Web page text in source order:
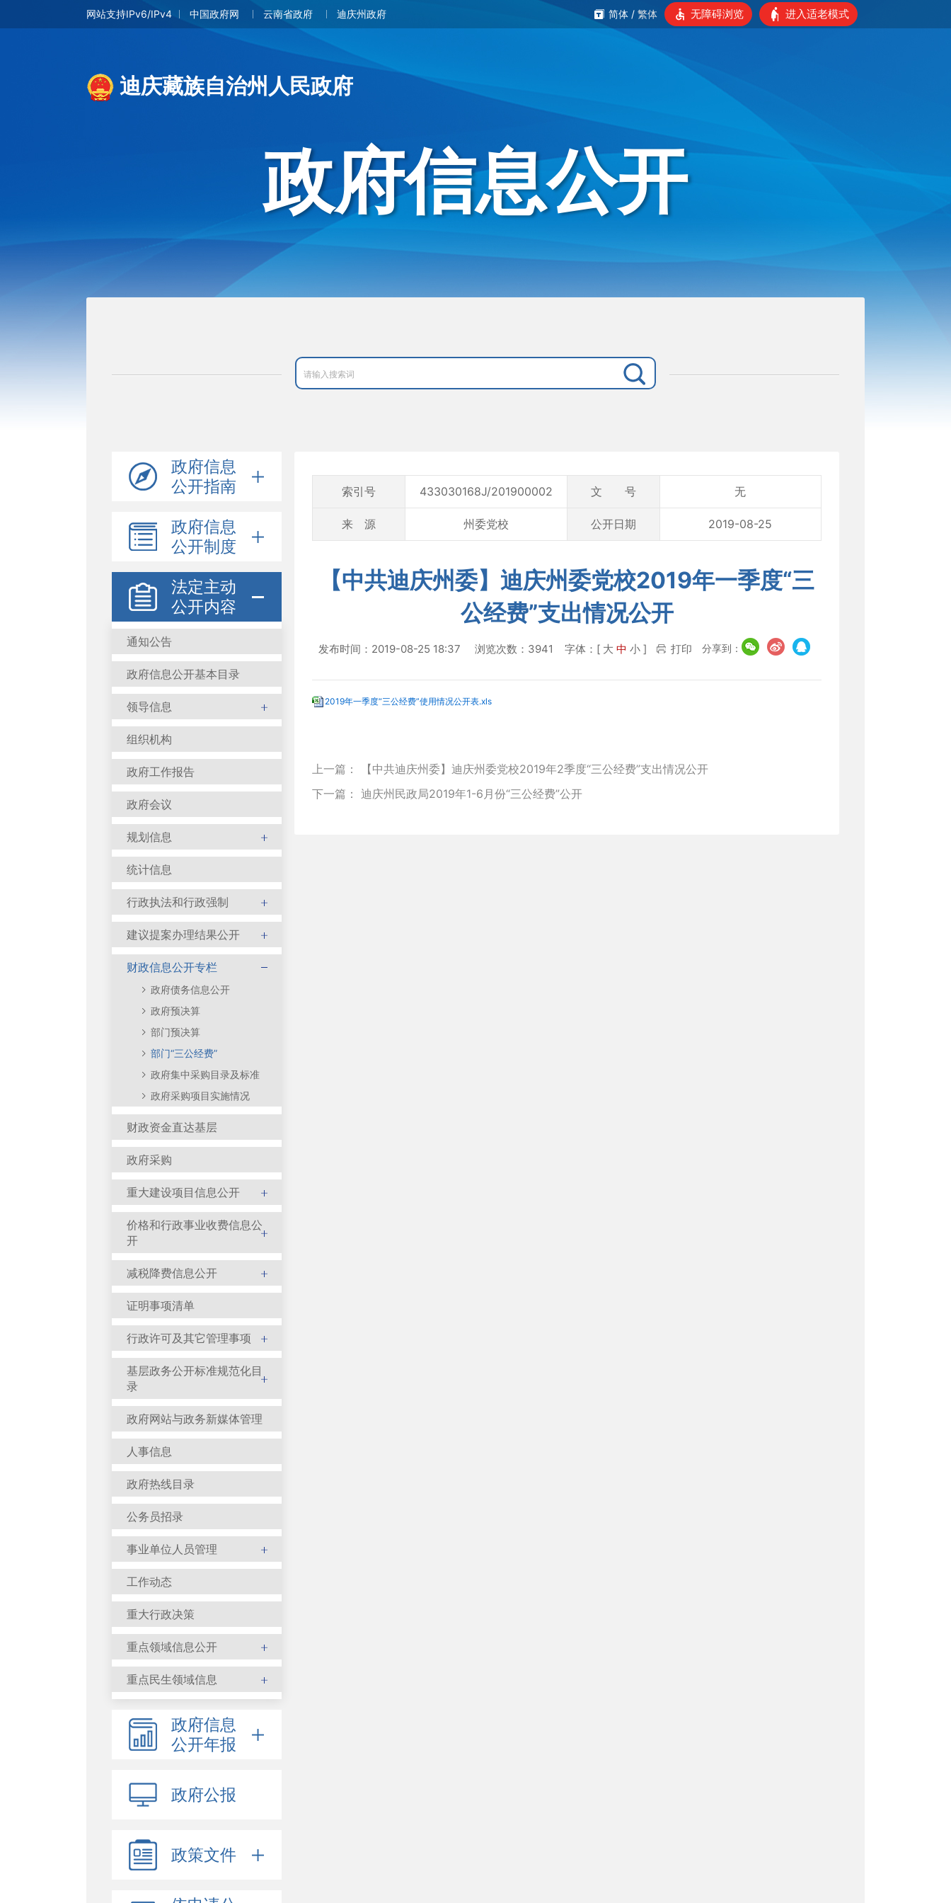
网站支持IPv6/IPv4 中国政府网 云南省政府 迪庆州政府 简体 / 繁体 无障碍浏览 进入适老模式
迪庆藏族自治州人民政府
政府信息公开
政府信息
公开指南
政府信息
公开制度
法定主动
公开内容
通知公告
政府信息公开基本目录
领导信息
组织机构
政府工作报告
政府会议
规划信息
统计信息
行政执法和行政强制
建议提案办理结果公开
财政信息公开专栏
政府债务信息公开
政府预决算
部门预决算
部门“三公经费”
政府集中采购目录及标准
政府采购项目实施情况
财政资金直达基层
政府采购
重大建设项目信息公开
价格和行政事业收费信息公
开
减税降费信息公开
证明事项清单
行政许可及其它管理事项
基层政务公开标准规范化目
录
政府网站与政务新媒体管理
人事信息
政府热线目录
公务员招录
事业单位人员管理
工作动态
重大行政决策
重点领域信息公开
重点民生领域信息
政府信息
公开年报
政府公报
政策文件
索引号 433030168J/201900002 文 号 无
来 源 州委党校 公开日期 2019-08-25
【中共迪庆州委】迪庆州委党校2019年一季度“三
公经费”支出情况公开
发布时间：2019-08-25 18:37 浏览次数：3941 字体：[ 大 中 小 ] 打印 分享到：
2019年一季度“三公经费”使用情况公开表.xls
上一篇：
【中共迪庆州委】迪庆州委党校2019年2季度“三公经费”支出情况公开
下一篇： 迪庆州民政局2019年1-6月份“三公经费”公开